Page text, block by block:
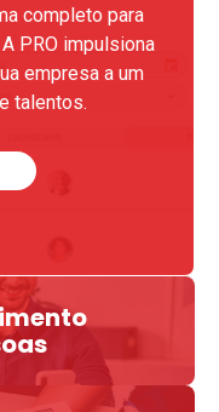
completo para
PRO impulsiona
empresa a um
talentos.